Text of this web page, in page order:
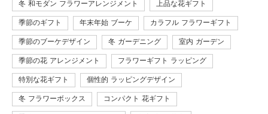
冬 和モダン フラワーアレンジメント 上品な花ギフト
季節のギフト 年末年始 ブーケ カラフル フラワーギフト
季節のブーケデザイン 冬 ガーデニング 室内 ガーデン
季節の花 アレンジメント フラワーギフト ラッピング
特別な花ギフト 個性的 ラッピングデザイン
冬 フラワーボックス コンパクト 花ギフト